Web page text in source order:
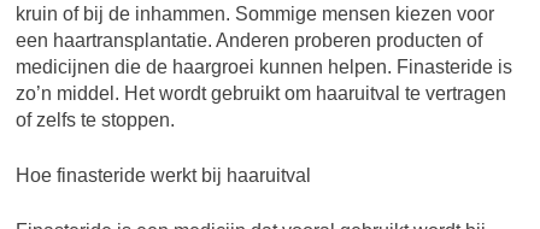
kruin of bij de inhammen. Sommige mensen kiezen voor
een haartransplantatie. Anderen proberen producten of
medicijnen die de haargroei kunnen helpen. Finasteride is
zo’n middel. Het wordt gebruikt om haaruitval te vertragen
of zelfs te stoppen.
Hoe finasteride werkt bij haaruitval